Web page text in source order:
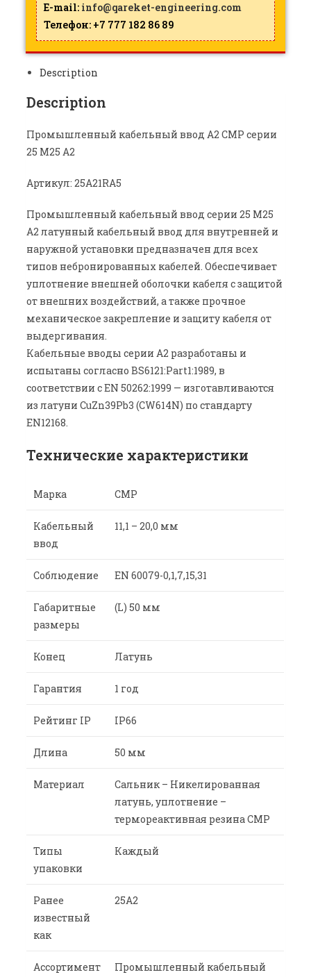
E-mail: info@qareket-engineering.com
Телефон: +7 777 182 86 89
Description
Description
Промышленный кабельный ввод A2 CMP серии
25 M25 A2
Артикул: 25A21RA5
Промышленный кабельный ввод серии 25 M25
A2 латунный кабельный ввод для внутренней и
наружной установки предназначен для всех
типов небронированных кабелей. Обеспечивает
уплотнение внешней оболочки кабеля с защитой
от внешних воздействий, а также прочное
механическое закрепление и защиту кабеля от
выдергивания.
Кабельные вводы серии А2 разработаны и
испытаны согласно BS6121:Part1:1989, в
соответствии с EN 50262:1999 — изготавливаются
из латуни CuZn39Pb3 (CW614N) по стандарту
EN12168.
Технические характеристики
Марка CMP
Кабельный
ввод
11,1 – 20,0 мм
Соблюдение EN 60079-0,1,7,15,31
Габаритные
размеры
(L) 50 мм
Конец Латунь
Гарантия 1 год
Рейтинг IP IP66
Длина 50 мм
Материал
Сальник – Никелированная
латунь, уплотнение –
термореактивная резина CMP
Типы
упаковки
Каждый
Ранее
известный
как
25A2
Ассортимент
Промышленный кабельный